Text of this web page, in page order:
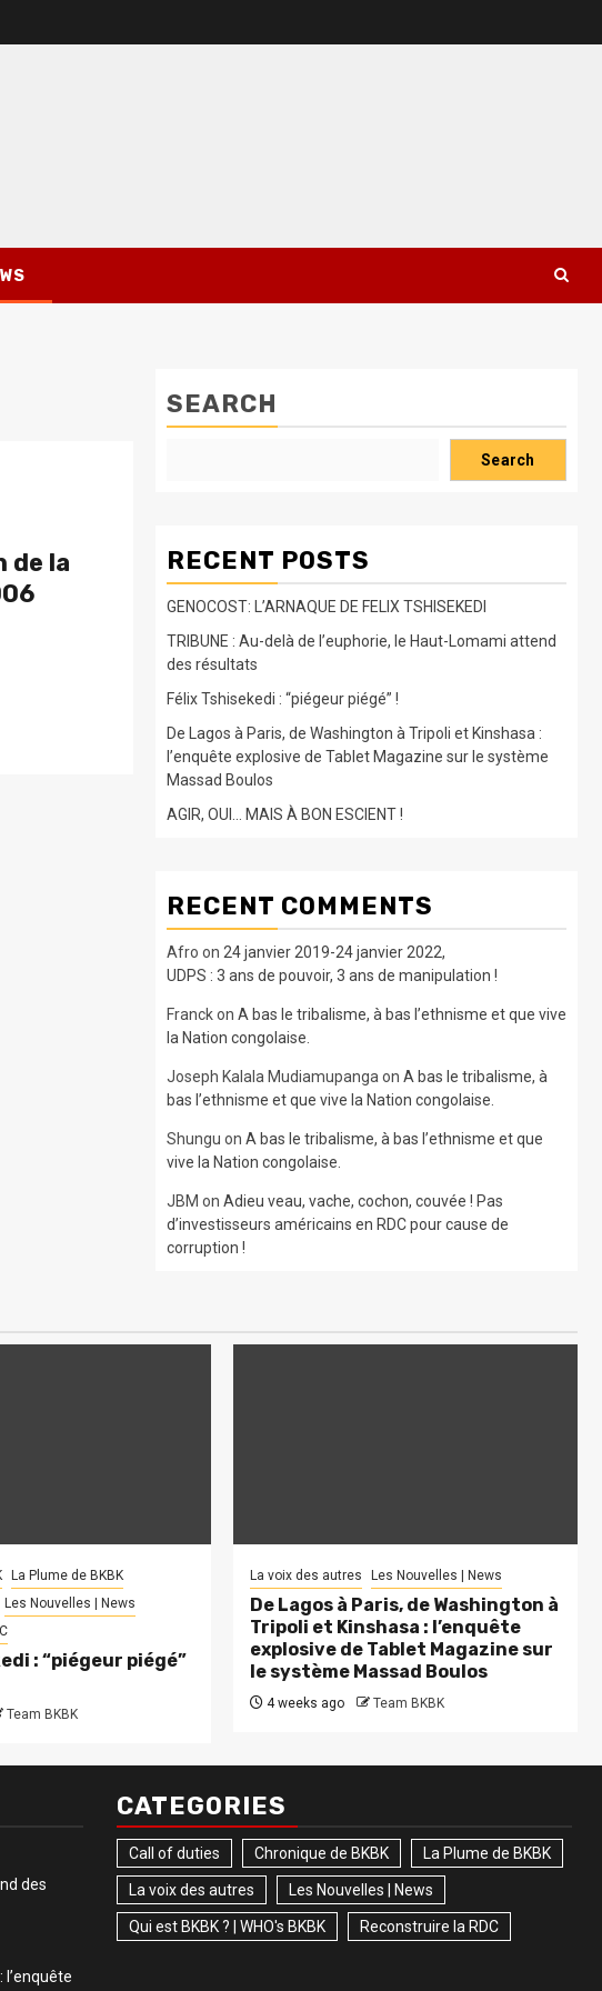
de la
SEARCH
Search
RECENT POSTS
GENOCOST: L’ARNAQUE DE FELIX TSHISEKEDI
TRIBUNE : Au-delà de l’euphorie, le Haut-Lomami attend
des résultats
Félix Tshisekedi : “piégeur piégé” !
De Lagos à Paris, de Washington à Tripoli et Kinshasa :
l’enquête explosive de Tablet Magazine sur le système
Massad Boulos
AGIR, OUI… MAIS À BON ESCIENT !
RECENT COMMENTS
Afro on 24 janvier 2019-24 janvier 2022,
UDPS : 3 ans de pouvoir, 3 ans de manipulation !
Franckon A bas le tribalisme, à bas l’ethnisme et que vive
la Nation congolaise.
Joseph Kalala Mudiamupanga on A bas le tribalisme, à
bas l’ethnisme et que vive la Nation congolaise.
Shungu on A bas le tribalisme, à bas l’ethnisme et que
vive la Nation congolaise.
JBM on Adieu veau, vache, cochon, couvée ! Pas
d’investisseurs américains en RDC pour cause de
corruption !
La Plume de BKBK
Les Nouvelles | News
: “piégeur piégé”
Team BKBK
La voix des autres Les Nouvelles | News
De Lagos à Paris, de Washington à
Tripoli et Kinshasa : l’enquête
explosive de Tablet Magazine sur
le système Massad Boulos
4 weeks ago Team BKBK
des
l’enquête
CATEGORIES
Call of duties Chronique de BKBK La Plume de BKBK
La voix des autres Les Nouvelles | News
Qui est BKBK ? | WHO's BKBK Reconstruire la RDC